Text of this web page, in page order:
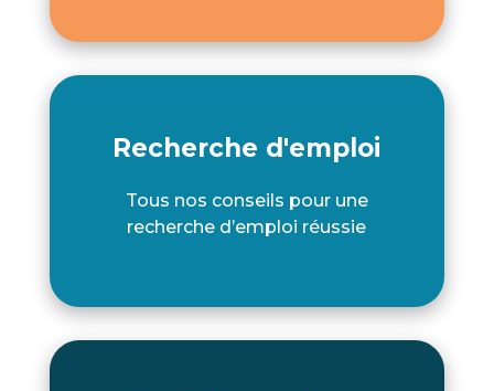
Recherche d'emploi
Tous nos conseils pour une
recherche d’emploi réussie